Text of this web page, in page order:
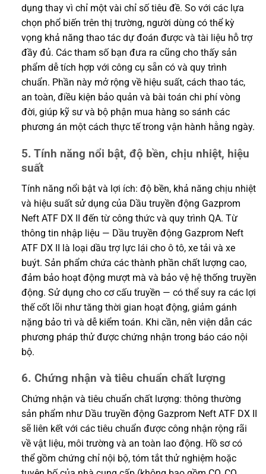
dụng thay vì chỉ một vài chỉ số tiêu đề. So với các lựa
chọn phổ biến trên thị trường, người dùng có thể kỳ
vọng khả năng thao tác dự đoán được và tài liệu hỗ trợ
đầy đủ. Các tham số bạn đưa ra cũng cho thấy sản
phẩm dễ tích hợp với công cụ sẵn có và quy trình
chuẩn. Phần này mở rộng về hiệu suất, cách thao tác,
an toàn, điều kiện bảo quản và bài toán chi phí vòng
đời, giúp kỹ sư và bộ phận mua hàng so sánh các
phương án một cách thực tế trong vận hành hằng ngày.
5. Tính năng nổi bật, độ bền, chịu nhiệt, hiệu
suất
Tính năng nổi bật và lợi ích: độ bền, khả năng chịu nhiệt
và hiệu suất sử dụng của Dầu truyền động Gazprom
Neft ATF DX II đến từ công thức và quy trình QA. Từ
thông tin nhập liệu — Dầu truyền động Gazprom Neft
ATF DX II là loại dầu trợ lực lái cho ô tô, xe tải và xe
buýt. Sản phẩm chứa các thành phần chất lượng cao,
đảm bảo hoạt động mượt mà và bảo vệ hệ thống truyền
động. Sử dụng cho cơ cấu truyền — có thể suy ra các lợi
thế cốt lõi như tăng thời gian hoạt động, giảm gánh
nặng bảo trì và dễ kiểm toán. Khi cần, nên viện dẫn các
phương pháp thử được chứng nhận trong báo cáo nội
bộ.
6. Chứng nhận và tiêu chuẩn chất lượng
Chứng nhận và tiêu chuẩn chất lượng: thông thường
sản phẩm như Dầu truyền động Gazprom Neft ATF DX II
sẽ liên kết với các tiêu chuẩn được công nhận rộng rãi
về vật liệu, môi trường và an toàn lao động. Hồ sơ có
thể gồm chứng chỉ nội bộ, tóm tắt thử nghiệm hoặc